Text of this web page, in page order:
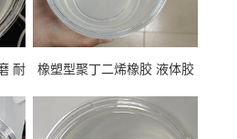
耐
橡塑型聚丁二烯橡胶 液体胶
专用